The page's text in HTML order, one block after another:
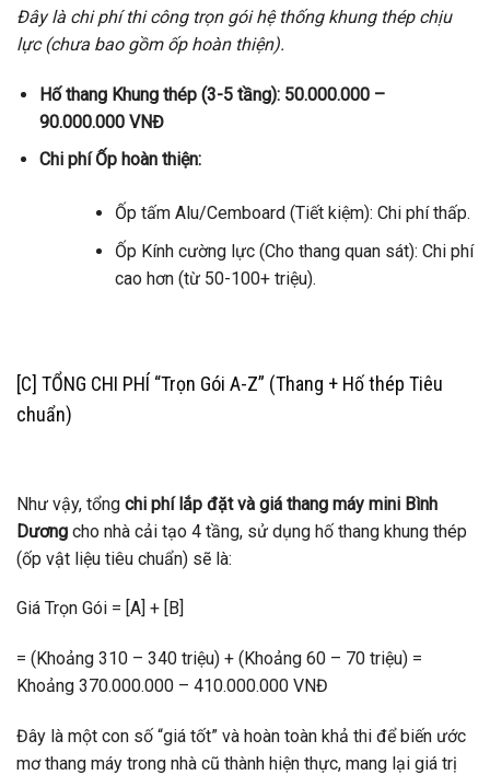
Đây là chi phí thi công trọn gói hệ thống khung thép chịu
lực (chưa bao gồm ốp hoàn thiện).
Hố thang Khung thép (3-5 tầng): 50.000.000 –
90.000.000 VNĐ
Chi phí Ốp hoàn thiện:
Ốp tấm Alu/Cemboard (Tiết kiệm): Chi phí thấp.
Ốp Kính cường lực (Cho thang quan sát): Chi phí
cao hơn (từ 50-100+ triệu).
[C] TỔNG CHI PHÍ “Trọn Gói A-Z” (Thang + Hố thép Tiêu
chuẩn)
Như vậy, tổng chi phí lắp đặt và giá thang máy mini Bình
Dương cho nhà cải tạo 4 tầng, sử dụng hố thang khung thép
(ốp vật liệu tiêu chuẩn) sẽ là:
Giá Trọn Gói = [A] + [B]
= (Khoảng 310 – 340 triệu) + (Khoảng 60 – 70 triệu) =
Khoảng 370.000.000 – 410.000.000 VNĐ
Đây là một con số “giá tốt” và hoàn toàn khả thi để biến ước
mơ thang máy trong nhà cũ thành hiện thực, mang lại giá trị